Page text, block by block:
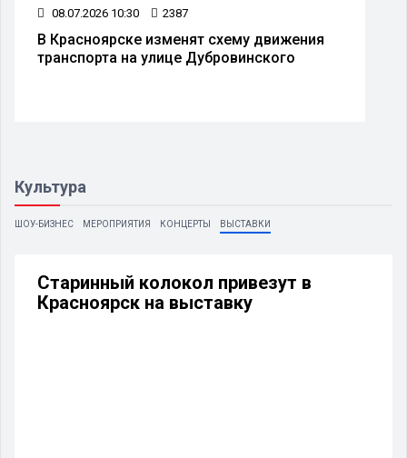
08.07.2026 10:30 2387
В Красноярске изменят схему движения
транспорта на улице Дубровинского
Культура
ШОУ-БИЗНЕС МЕРОПРИЯТИЯ КОНЦЕРТЫ ВЫСТАВКИ
Старинный колокол привезут в
Красноярск на выставку